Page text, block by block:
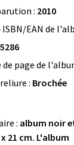
: 2010
EAN de
page de
: Brochée
: album noir
21 cm. L'album